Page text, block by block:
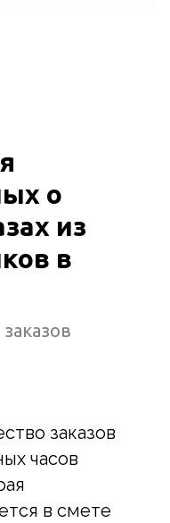
о
из
в
заказов
часов
в смете